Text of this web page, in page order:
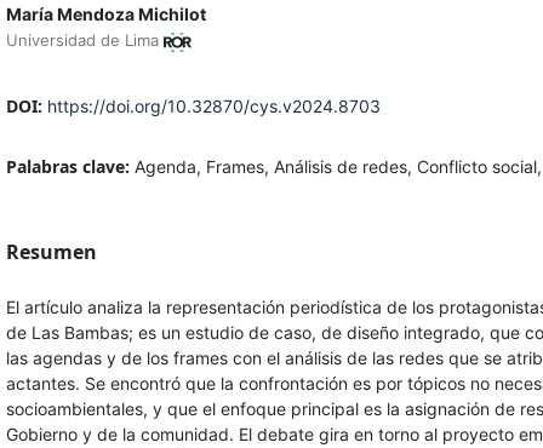
María Mendoza Michilot
Universidad de Lima
DOI: https://doi.org/10.32870/cys.v2024.8703
Palabras clave: Agenda, Frames, Análisis de redes, Conflicto
Resumen
El artículo analiza la representación periodística de los
de Las Bambas; es un estudio de caso, de diseño integrado, que
las agendas y de los frames con el análisis de las redes que se
actantes. Se encontró que la confrontación es por tópicos no
socioambientales, y que el enfoque principal es la asignación de
Gobierno y de la comunidad. El debate gira en torno al proyecto